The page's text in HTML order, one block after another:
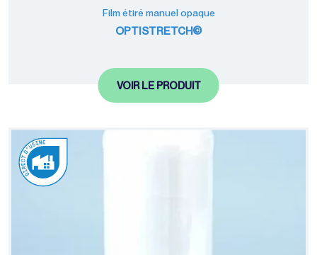
Film étiré manuel opaque
OPTISTRETCH©
VOIR LE PRODUIT